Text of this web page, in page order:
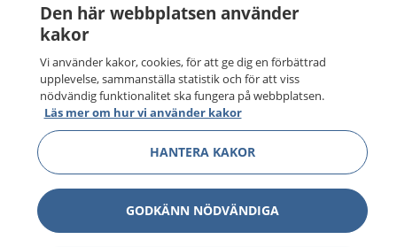
Den här webbplatsen använder
kakor
Vi använder kakor, cookies, för att ge dig en förbättrad
upplevelse, sammanställa statistik och för att viss
nödvändig funktionalitet ska fungera på webbplatsen.
Läs mer om hur vi använder kakor
HANTERA KAKOR
GODKÄNN NÖDVÄNDIGA